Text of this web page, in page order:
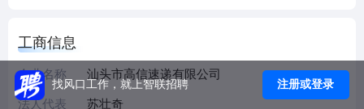
工商信息
企业名称 汕头市高信速递有限公司
法人代表 苏壮奇
找风口工作，就上智联招聘 注册或登录